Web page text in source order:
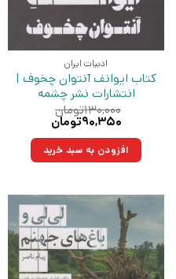
ادبیات ایران
کتاب ایوانف آنتوان چخوف |
انتشارات نشر چشمه
۱۳۰,۰۰۰تومان
قیمت
۱۳۰,۰۰۰تومان
بود.
۹۰,۳۵۰تومان
۹۰,۳۵۰تومان.افزودن به سبد خرید